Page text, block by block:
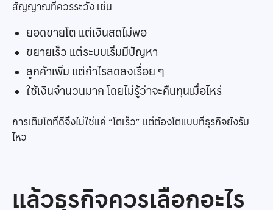
สัญญาณที่ควรระวัง เช่น
ยอดขายโต แต่เงินสดไม่พอ
ขยายเร็ว แต่ระบบเริ่มมีปัญหา
ลูกค้าเพิ่ม แต่กำไรลดลงเรื่อย ๆ
ใช้เงินจำนวนมาก โดยไม่รู้ว่าจะคืนทุนเมื่อไหร่
การเติบโตที่ดีจึงไม่ใช่แค่ “โตเร็ว” แต่ต้องโตแบบที่ธุรกิจยังรับ
ไหว
แล้วธุรกิจควรเลือกอะไร